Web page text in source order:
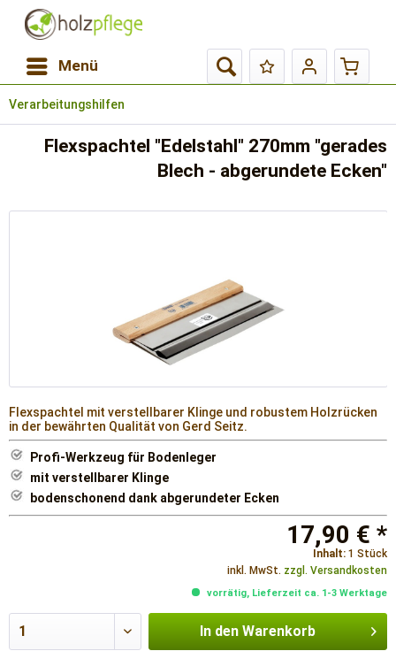
Menü
Verarbeitungshilfen
Flexspachtel "Edelstahl" 270mm "gerades
Blech - abgerundete Ecken"
Flexspachtel mit verstellbarer Klinge und robustem Holzrücken
in der bewährten Qualität von Gerd Seitz.
Profi-Werkzeug für Bodenleger
mit verstellbarer Klinge
bodenschonend dank abgerundeter Ecken
17,90 € *
Inhalt: 1 Stück
inkl. MwSt. zzgl. Versandkosten
vorrätig, Lieferzeit ca. 1-3 Werktage
In den Warenkorb